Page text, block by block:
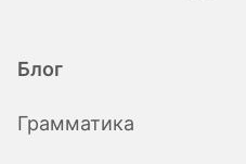
Блог
Грамматика